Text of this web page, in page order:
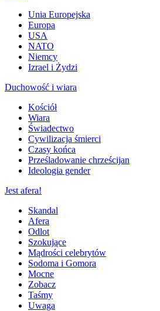
Unia Europejska
Europa
USA
NATO
Niemcy
Izrael i Żydzi
Duchowość i wiara
Kościół
Wiara
Świadectwo
Cywilizacja śmierci
Czasy końca
Prześladowanie chrześcijan
Ideologia gender
Jest afera!
Skandal
Afera
Odlot
Szokujące
Mądrości celebrytów
Sodoma i Gomora
Mocne
Zobacz
Taśmy
Uwaga